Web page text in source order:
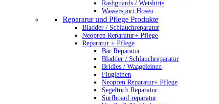
Rashguards / Wetshirts
Wassersport Hosen
Repararur und Pflege Produkte
Bladder / Schlauchreparatur
Neopren Reparatur+ Pflege
Reparatur + Pflege
Bar Reparatur
Bladder / Schlauchreparatur
Bridles / Waageleinen
Flugleinen
Neopren Reparatur+ Pflege
Segeltuch Reparatur
Surfboard reparatur